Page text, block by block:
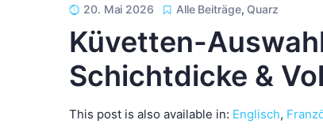
20. Mai 2026 Alle Beiträge, Quarz
Küvetten-
Schichtdicke &
This post is also available in: Englisch